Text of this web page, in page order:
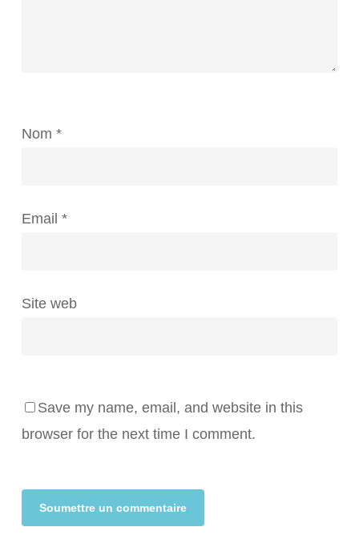
Nom *
Email *
Site web
Save my name, email, and website in this
browser for the next time I comment.